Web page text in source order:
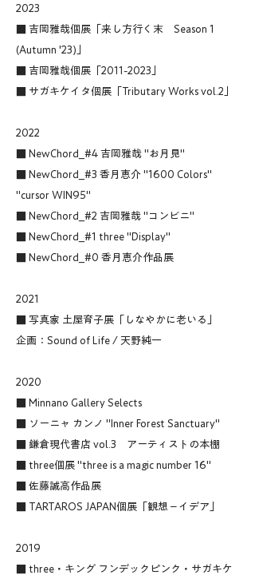
2023
吉岡雅哉個展「来し方行く末 Season 1
(Autumn '23)」
吉岡雅哉個展「2011-2023」
サガキケイタ個展「Tributary Works vol.2」
2022
■ NewChord_#4 吉岡雅哉 "お月見"
■ NewChord_#3 香月恵介 "1600 Colors"
"cursor WIN95"
■ NewChord_#2 吉岡雅哉 "コンビニ"
■ NewChord_#1 three "Display"
■ NewChord_#0 香月恵介作品展
2021
■ 写真家 土屋育子展「しなやかに老いる」
企画：Sound of Life / 天野純一
2020
■ Minnano Gallery Selects
■ ソーニャ カンノ "Inner Forest Sanctuary"
■ 鎌倉現代書店 vol.3 アーティストの本棚
■ three個展 "three is a magic number 16"
■ 佐藤誠高作品展
■ TARTAROS JAPAN個展「観想－イデア」
2019
■ three・キング フンデックピンク・サガキケ